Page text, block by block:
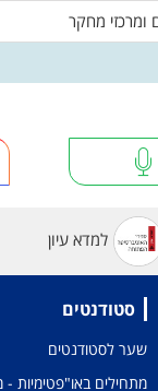
ומרכזי מחקר
למדא עיון
סטודנטים
שער לסטודנטים
מתחילים באו"פטימיות -